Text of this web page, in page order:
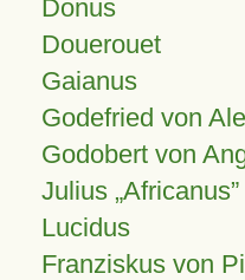
Donus
Douerouet
Gaianus
Godefried von
Godobert von
Julius Africanus
Lucidus
Franziskus von